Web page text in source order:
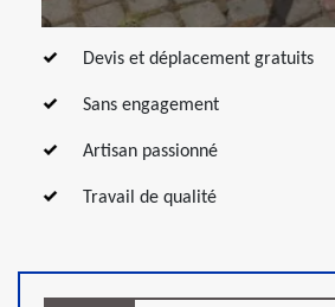
Devis et déplacement gratuits
Sans engagement
Artisan passionné
Travail de qualité